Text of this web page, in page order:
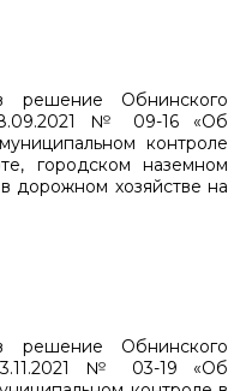
Обнинского
№ 09-16 «Об
контроле
городском наземном
дорожном хозяйстве на
Обнинского
№ 03-19 «Об